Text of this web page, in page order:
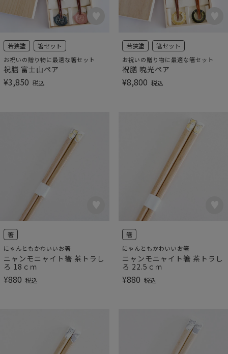
若狭塗 箸セット
お祝いの贈り物に最適な箸セット
祝膳 富士山ペア
¥3,850 税込
若狭塗 箸セット
お祝いの贈り物に最適な箸セット
祝膳 暁光ペア
¥8,800 税込
箸
にゃんともかわいいお箸
ニャンモニャイト箸 茶トラし
ろ 18ｃｍ
¥880 税込
箸
にゃんともかわいいお箸
ニャンモニャイト箸 茶トラし
ろ 22.5ｃｍ
¥880 税込